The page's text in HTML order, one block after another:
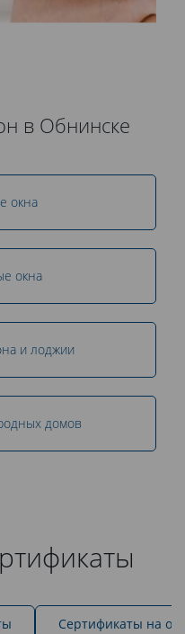
в Обнинске
окна
окна
и лоджии
домов
Сертификаты на